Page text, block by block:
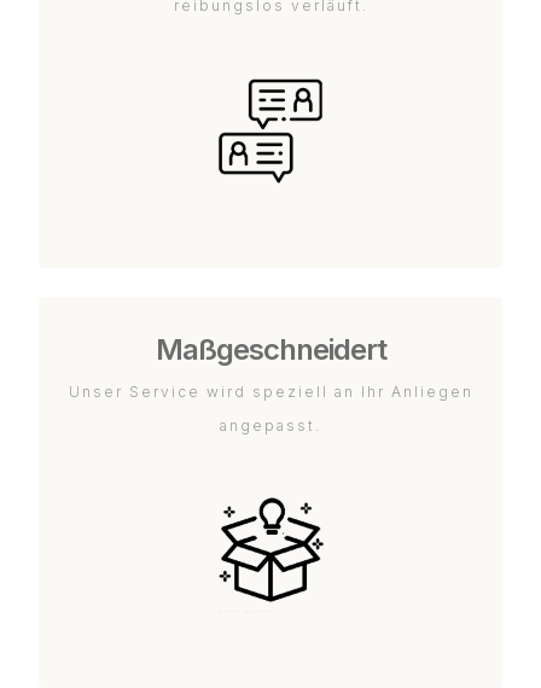
reibungslos verläuft.
Maßgeschneidert
Unser Service wird speziell an Ihr Anliegen
angepasst.